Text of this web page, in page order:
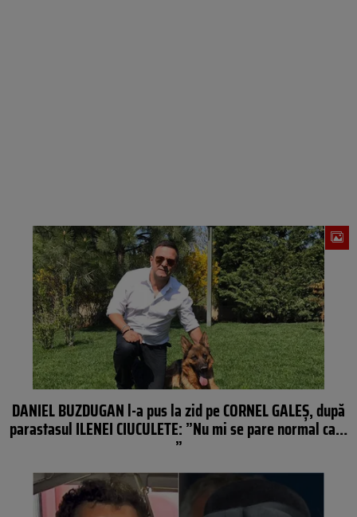
DANIEL BUZDUGAN l-a pus la zid pe CORNEL GALEŞ, după
parastasul ILENEI CIUCULETE: ”Nu mi se pare normal ca…
”